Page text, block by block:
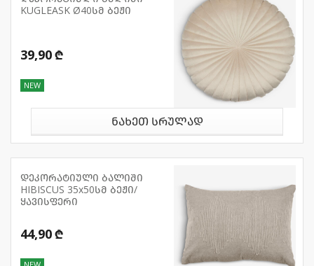
KUGLEASK Ø40სმ ბეჟი
39,90 ₾
NEW
ნახეთ სრულად
დეკორატიული ბალიში
HIBISCUS 35x50სმ ბეჟი/
ყავისფერი
44,90 ₾